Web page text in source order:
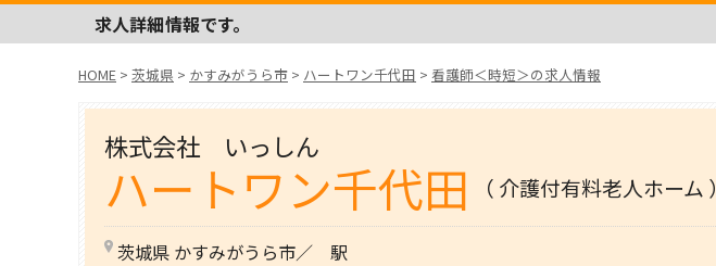
求人詳細情報です。
HOME > 茨城県 > かすみがうら市 > ハートワン千代田 > 看護師＜時短＞の求人情報
株式会社 いっしん
ハートワン千代田 （ 介護付有料老人ホーム ）
茨城県 かすみがうら市／ 駅